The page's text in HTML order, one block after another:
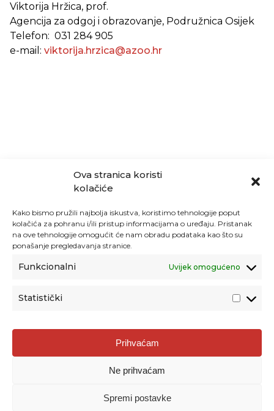
Ova stranica koristi
kolačiće
Kako bismo pružili najbolja iskustva, koristimo tehnologije poput
kolačića za pohranu i/ili pristup informacijama o uređaju. Pristanak
na ove tehnologije omogućit će nam obradu podataka kao što su
ponašanje pregledavanja stranice.
Funkcionalni Uvijek omogućeno
Statistički
Prihvaćam
Ne prihvaćam
Spremi postavke
Viktorija Hržica, prof.
Agencija za odgoj i obrazovanje, Podružnica Osijek
Telefon: 031 284 905
e-mail: viktorija.hrzica@azoo.hr
Agencija za odgoj i obrazovanje
Donje Svetice 38, 10000 Zagreb
1778129
Prenošenje sadržaja dopušteno je uz navođenje izvora.